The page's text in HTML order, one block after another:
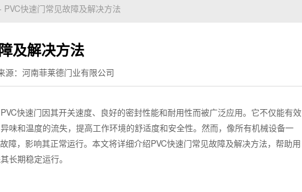
PVC快速门常见故障及解决方法
及解决方法
源：河南菲莱德门业有限公司
PVC快速门因其开关速度、良好的密封性能和耐用性而被广泛应用。它不仅能有效
味和温度的流失，提高工作环境的舒适度和安全性。然而，像所有机械设备一
障，影响其正常运行。本文将详细介绍PVC快速门常见故障及解决方法，帮助用
长期稳定运行。